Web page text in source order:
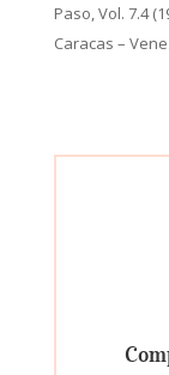
Paso, Vol. 7.4
Caracas –